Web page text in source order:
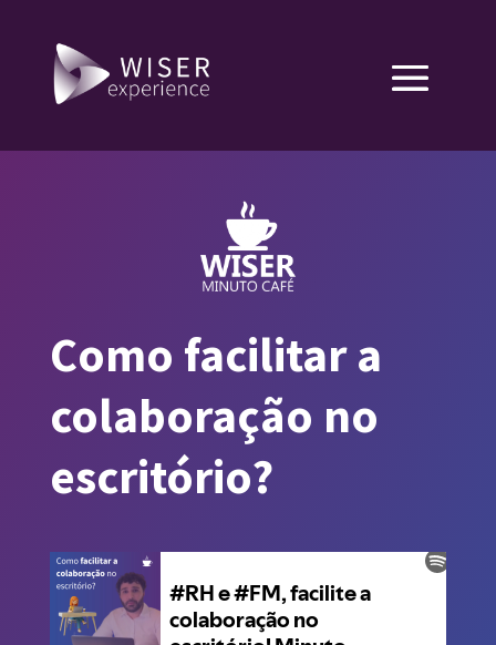
Como facilitar a
colaboração no
escritório?